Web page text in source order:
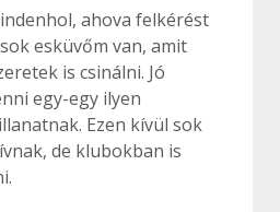
ahova felkérést
esküvőm van, amit
is csinálni. Jó
egy-egy ilyen
Ezen kívül sok
de klubokban is